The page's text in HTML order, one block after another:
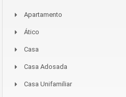
Apartamento
Ático
Casa
Casa Adosada
Casa Unifamiliar